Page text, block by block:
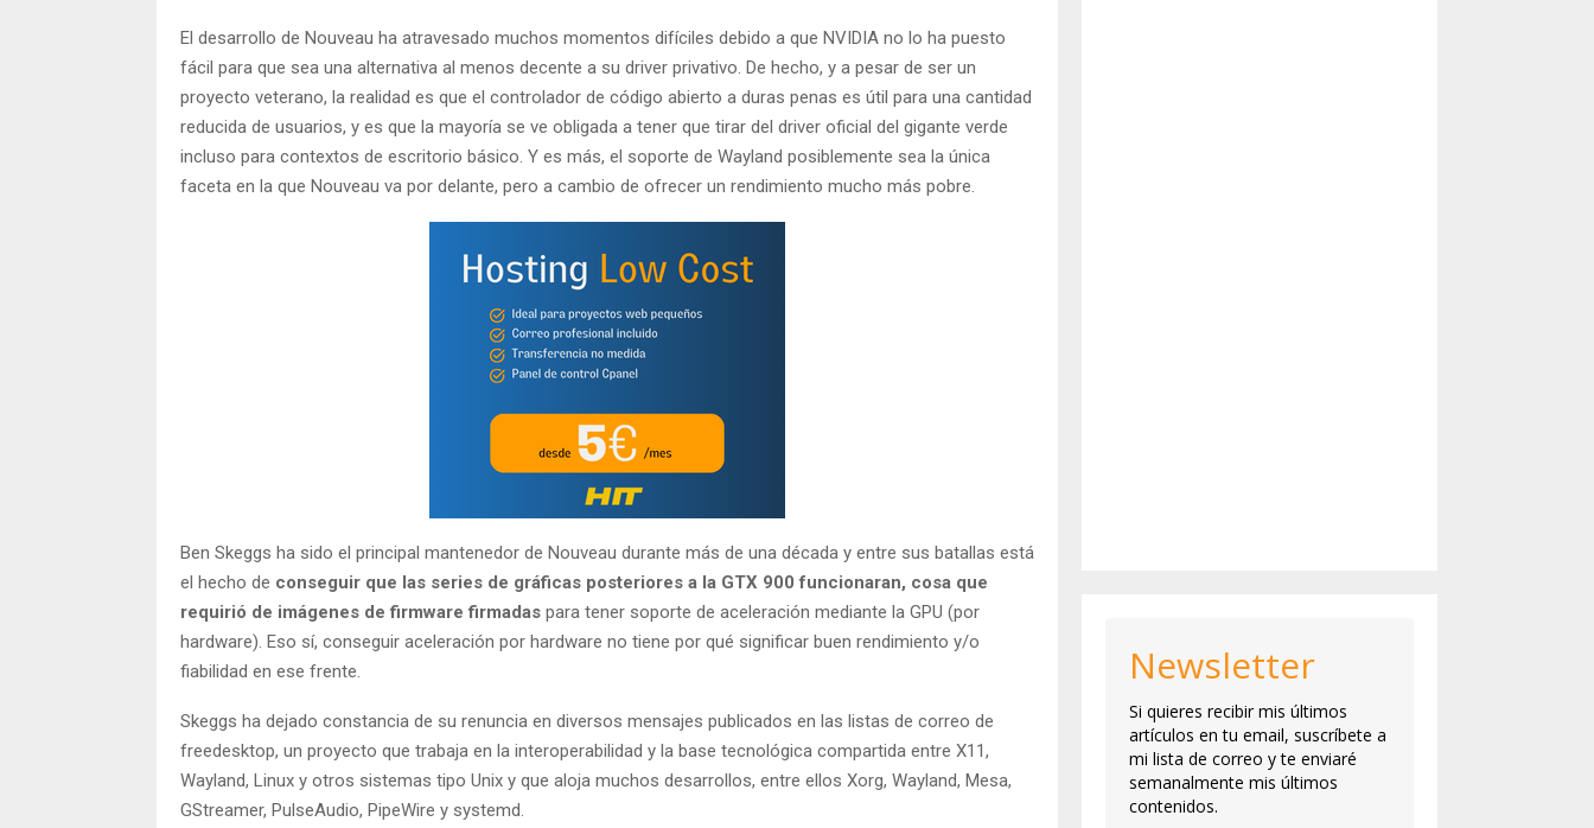
El desarrollo de Nouveau ha atravesado muchos momentos difíciles debido a que NVIDIA no lo ha puesto
fácil para que sea una alternativa al menos decente a su driver privativo. De hecho, y a pesar de ser un
proyecto veterano, la realidad es que el controlador de código abierto a duras penas es útil para una cantidad
reducida de usuarios, y es que la mayoría se ve obligada a tener que tirar del driver oficial del gigante verde
incluso para contextos de escritorio básico. Y es más, el soporte de Wayland posiblemente sea la única
faceta en la que Nouveau va por delante, pero a cambio de ofrecer un rendimiento mucho más pobre.
Ben Skeggs ha sido el principal mantenedor de Nouveau durante más de una década y entre sus batallas está
el hecho de conseguir que las series de gráficas posteriores a la GTX 900 funcionaran, cosa que
requirió de imágenes de firmware firmadas para tener soporte de aceleración mediante la GPU (por
hardware). Eso sí, conseguir aceleración por hardware no tiene por qué significar buen rendimiento y/o
fiabilidad en ese frente.
Skeggs ha dejado constancia de su renuncia en diversos mensajes publicados en las listas de correo de
freedesktop, un proyecto que trabaja en la interoperabilidad y la base tecnológica compartida entre X11,
Wayland, Linux y otros sistemas tipo Unix y que aloja muchos desarrollos, entre ellos Xorg, Wayland, Mesa,
GStreamer, PulseAudio, PipeWire y systemd.
Newsletter
Si quieres recibir mis últimos
artículos en tu email, suscríbete a
mi lista de correo y te enviaré
semanalmente mis últimos
contenidos.